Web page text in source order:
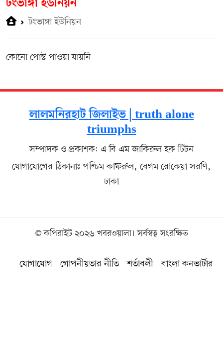
টংভাঙ্গা ইউনিয়ন
টংভাঙ্গা ইউনিয়ন
কোনো পোস্ট পাওয়া যায়নি
লালমনিরহাট জিলাইভ | truth alone
triumphs
সম্পাদক ও প্রকাশক: এ বি এম জাকিরুল হক টিটন
যোগাযোগের ঠিকানাঃ পশ্চিম কাফরুল, বেগম রোকেয়া সরণি,
ঢাকা
© কপিরাইট ২০২৬ খবরওয়ালা। সর্বস্বত্ব সংরক্ষিত
যোগাযোগ গোপনীয়তার নীতি শর্তাবলী বাংলা কনভার্টার